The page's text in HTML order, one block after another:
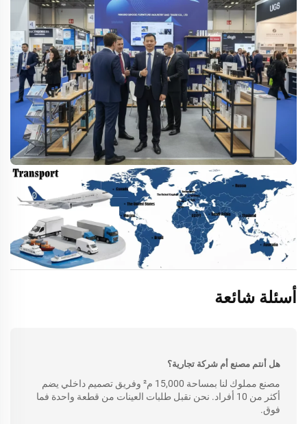
أسئلة شائعة
هل أنتم مصنع أم شركة تجارية؟
مصنع مملوك لنا بمساحة 15,000 م² وفريق تصميم داخلي يضم
أكثر من 10 أفراد. نحن نقبل طلبات العينات من قطعة واحدة فما
فوق.